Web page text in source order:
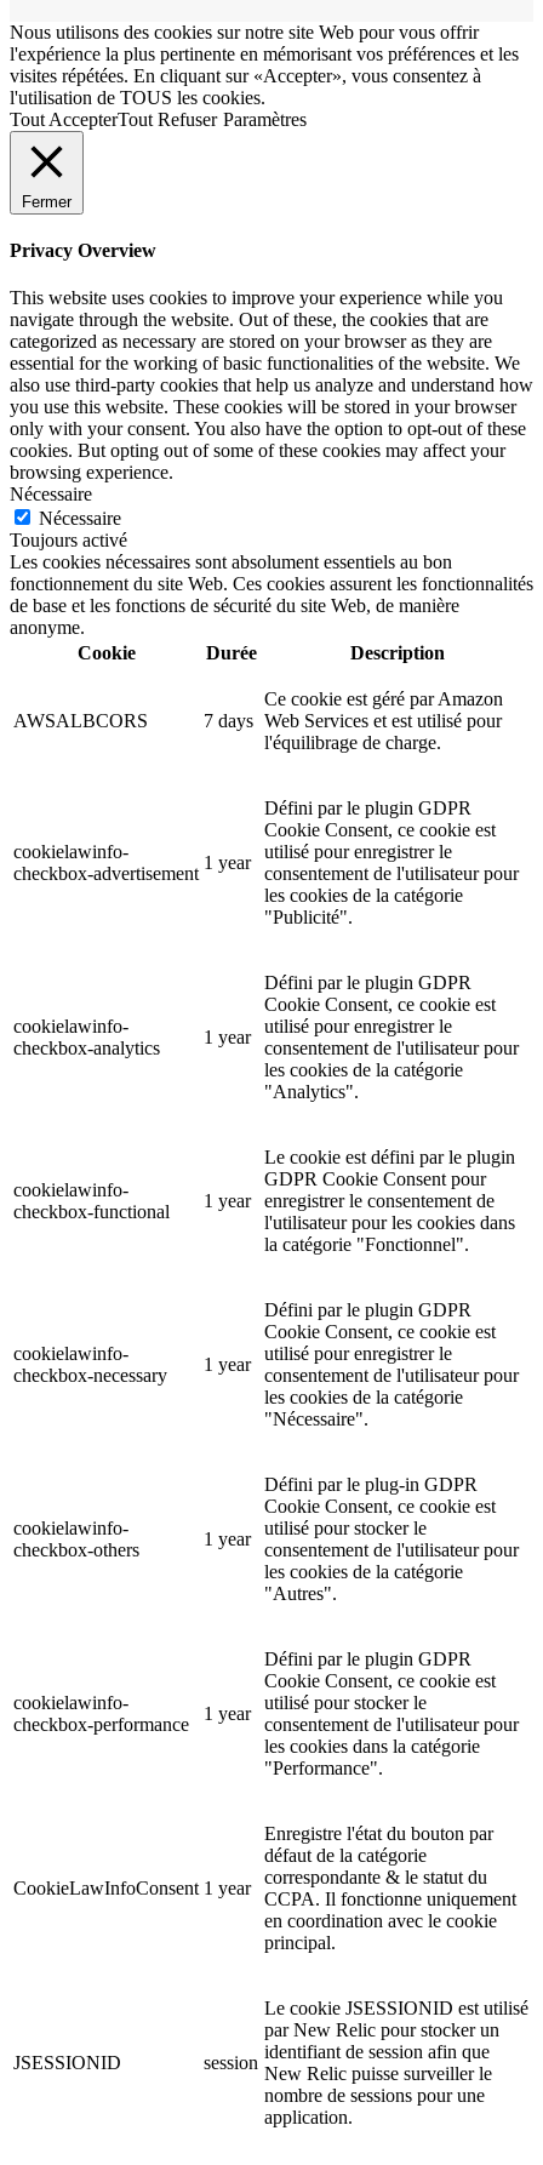
Nous utilisons des cookies sur notre site Web pour vous offrir
l'expérience la plus pertinente en mémorisant vos préférences et les
visites répétées. En cliquant sur «Accepter», vous consentez à
l'utilisation de TOUS les cookies.
Tout AccepterTout Refuser Paramètres
Fermer
Privacy Overview
This website uses cookies to improve your experience while you
navigate through the website. Out of these, the cookies that are
categorized as necessary are stored on your browser as they are
essential for the working of basic functionalities of the website. We
also use third-party cookies that help us analyze and understand how
you use this website. These cookies will be stored in your browser
only with your consent. You also have the option to opt-out of these
cookies. But opting out of some of these cookies may affect your
browsing experience.
Nécessaire
Nécessaire
Toujours activé
Les cookies nécessaires sont absolument essentiels au bon
fonctionnement du site Web. Ces cookies assurent les fonctionnalités
de base et les fonctions de sécurité du site Web, de manière
anonyme.
Cookie
Durée Description
AWSALBCORS 7 days
Ce cookie est géré par Amazon
Web Services et est utilisé pour
l'équilibrage de charge.
cookielawinfo-
checkbox-advertisement
1 year
Défini par le plugin GDPR
Cookie Consent, ce cookie est
utilisé pour enregistrer le
consentement de l'utilisateur pour
les cookies de la catégorie
"Publicité".
cookielawinfo-
checkbox-analytics
1 year
Défini par le plugin GDPR
Cookie Consent, ce cookie est
utilisé pour enregistrer le
consentement de l'utilisateur pour
les cookies de la catégorie
"Analytics".
cookielawinfo-
checkbox-functional
1 year
Le cookie est défini par le plugin
GDPR Cookie Consent pour
enregistrer le consentement de
l'utilisateur pour les cookies dans
la catégorie "Fonctionnel".
cookielawinfo-
checkbox-necessary
1 year
Défini par le plugin GDPR
Cookie Consent, ce cookie est
utilisé pour enregistrer le
consentement de l'utilisateur pour
les cookies de la catégorie
"Nécessaire".
cookielawinfo-
checkbox-others
1 year
Défini par le plug-in GDPR
Cookie Consent, ce cookie est
utilisé pour stocker le
consentement de l'utilisateur pour
les cookies de la catégorie
"Autres".
cookielawinfo-
checkbox-performance
1 year
Défini par le plugin GDPR
Cookie Consent, ce cookie est
utilisé pour stocker le
consentement de l'utilisateur pour
les cookies dans la catégorie
"Performance".
CookieLawInfoConsent 1 year
Enregistre l'état du bouton par
défaut de la catégorie
correspondante & le statut du
CCPA. Il fonctionne uniquement
en coordination avec le cookie
principal.
JSESSIONID session
Le cookie JSESSIONID est utilisé
par New Relic pour stocker un
identifiant de session afin que
New Relic puisse surveiller le
nombre de sessions pour une
application.